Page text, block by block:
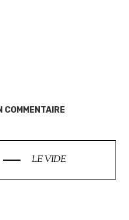
COMMENTAIRE
LE VIDE